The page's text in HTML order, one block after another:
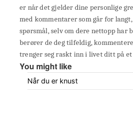
er når det gjelder dine personlige
med kommentarer som går for
spørsmål, selv om dere nettopp har
berører de deg tilfeldig,
trenger seg raskt inn i livet ditt på et
You might like
Når du er knust